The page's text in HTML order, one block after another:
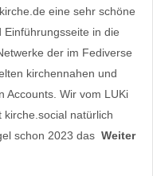
eine sehr schöne
Einführungsseite in die
der im Fediverse
kirchennahen und
Accounts. Wir vom LUKi
natürlich
schon 2023 das Weiter